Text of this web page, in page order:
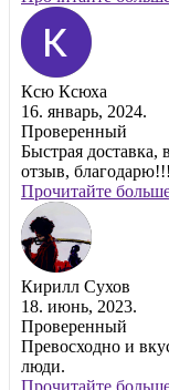
Ксю Ксюха
16. январь, 2024.
Проверенный
Быстрая
отзыв, благодарю!!!
Прочитайте
Кирилл Сухов
18. июнь, 2023.
Проверенный
Превосходно и
люди.
Прочитайте